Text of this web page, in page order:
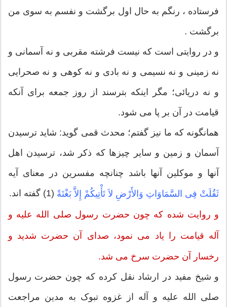
فرستاده ، رنگم به حال اول برگشت و نفسم به سوى من
برگشت .
و در روایتى است که نیست فرشته مقربى و نه آسمانى و
نه زمینى و نه نسیمی و نه بادى و نه کوهى و نه صحرایى
و نه دریائى؛ مگر اینکه بترسند از روز جمعه براى آنکه
قیامت در آن بر پا مى شود.
همانگونه که ما نیز گفتم؛ محدث قمی گوید: شاید ترسیدن
آسمان و زمین و سایر چیزها که ذکر شد، ترسیدن اهل
آنها و موکلین آنها باشد چنانچه مفسرین در معناى آیه
ثَقُلَتْ فِی السَّمَاوَاتِ وَالأَرْضِ لاَ تَأْتِیكُمْ إِلاَّ بَغْتَةً (1) گفته اند.
و روایت شده که چون حضرت رسول صلى الله علیه و
آله قیامت را یاد مى نمود، صداى آن حضرت شدید و
رخسار آن حضرت سرخ مى شد.
و شیخ مفید در ارشاد نقل کرده که چون حضرت رسول
صلى الله علیه و آله از غزوه تبوک به مدین مراجعت